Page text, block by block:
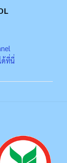
ด้ที่นี่